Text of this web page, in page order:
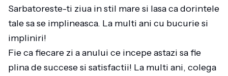
Sarbatoreste-ti ziua in stil mare si lasa ca dorintele
tale sa se implineasca. La multi ani cu bucurie si
impliniri!
Fie ca fiecare zi a anului ce incepe astazi sa fie
plina de succese si satisfactii! La multi ani, colega